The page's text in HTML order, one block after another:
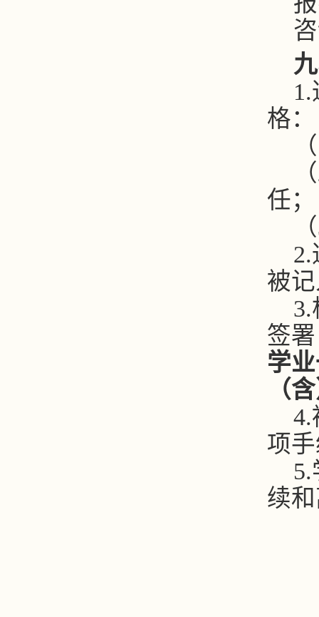
1.
格：
（
（
任；
（
2.
被
3.
签
学
（
4.
项
5.
续